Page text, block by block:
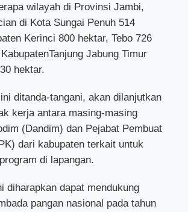
wilayah di Provinsi Jambi,
di Kota Sungai Penuh 514
Kerinci 800 hektar, Tebo 726
Jabung Timur
hektar.
ditanda-tangani, akan dilanjutkan
kerja antara masing-masing
(Dandim) dan Pejabat Pembuat
dari kabupaten terkait untuk
di lapangan.
diharapkan dapat mendukung
pangan nasional pada tahun